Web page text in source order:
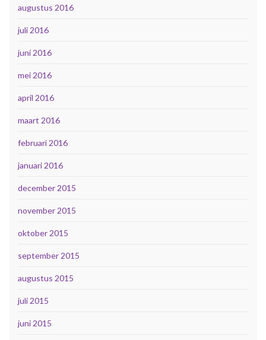
augustus 2016
juli 2016
juni 2016
mei 2016
april 2016
maart 2016
februari 2016
januari 2016
december 2015
november 2015
oktober 2015
september 2015
augustus 2015
juli 2015
juni 2015